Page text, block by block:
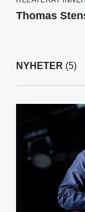
Thomas
NYHETER (5)